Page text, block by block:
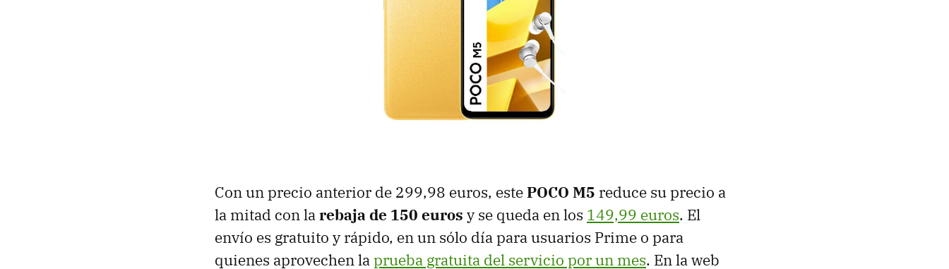
Con un precio anterior de 299,98 euros, estePOCO M5 reduce su precio a
la mitad con larebaja de 150 euros y se queda en los 149,99 euros. El
envío es gratuito y rápido, en un sólo día para usuarios Prime o para
quienes aprovechen laprueba gratuita del servicio por un mes. En la web